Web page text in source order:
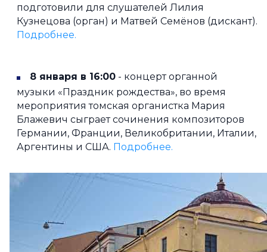
подготовили для слушателей Лилия
Кузнецова (орган) и Матвей Семёнов (дискант).
Подробнее.
8 января в 16:00 - концерт органной
музыки «Праздник рождества», во время
мероприятия томская органистка Мария
Блажевич сыграет сочинения композиторов
Германии, Франции, Великобритании, Италии,
Аргентины и США. Подробнее.